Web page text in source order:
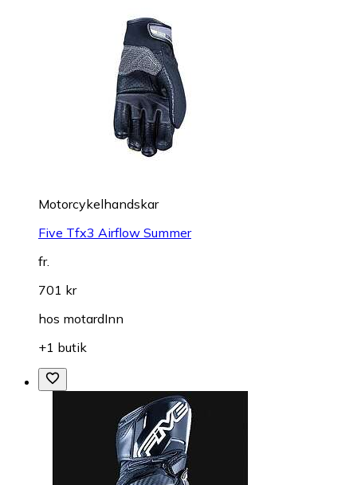
Motorcykelhandskar
Five Tfx3 Airflow Summer
fr.
701 kr
hos motardInn
+1 butik